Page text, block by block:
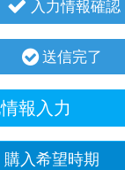
入力情報確認
送信完了
報入力
購入希望時期